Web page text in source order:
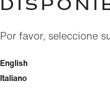
Por favor, seleccione
English
Italiano